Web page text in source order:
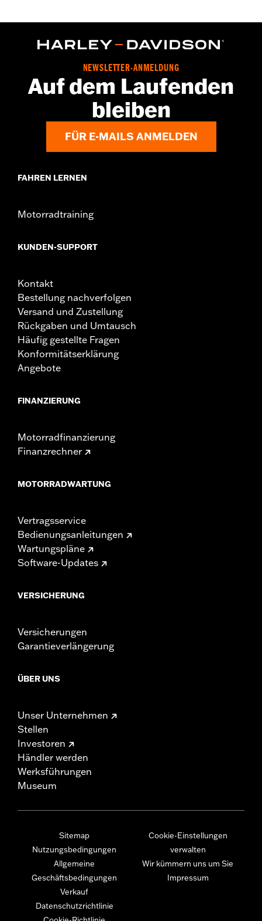
NEWSLETTER-ANMELDUNG
Auf dem Laufenden
bleiben
FÜR E-MAILS ANMELDEN
FAHREN LERNEN
Motorradtraining
KUNDEN-SUPPORT
Kontakt
Bestellung nachverfolgen
Versand und Zustellung
Rückgaben und Umtausch
Häufig gestellte Fragen
Konformitätserklärung
Angebote
FINANZIERUNG
Motorradfinanzierung
Finanzrechner
MOTORRADWARTUNG
Vertragsservice
Bedienungsanleitungen
Wartungspläne
Software-Updates
VERSICHERUNG
Versicherungen
Garantieverlängerung
ÜBER UNS
Unser Unternehmen
Stellen
Investoren
Händler werden
Werksführungen
Museum
Sitemap
Nutzungsbedingungen
Allgemeine
Geschäftsbedingungen
Verkauf
Datenschutzrichtlinie
Cookie-Einstellungen
verwalten
Wir kümmern uns um Sie
Impressum